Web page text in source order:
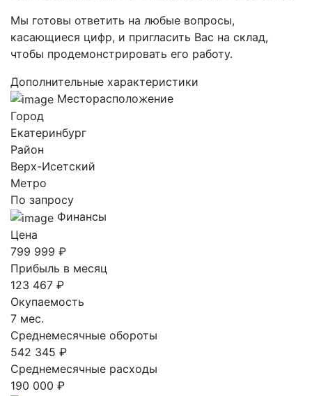
Мы готовы ответить на любые вопросы,
касающиеся цифр, и пригласить Вас на склад,
чтобы продемонстрировать его работу.
Дополнительные характеристики
Месторасположение
Город
Екатеринбург
Район
Верх-Исетский
Метро
По запросу
Финансы
Цена
799 999 ₽
Прибыль в месяц
123 467 ₽
Окупаемость
7 мес.
Среднемесячные обороты
542 345 ₽
Среднемесячные расходы
190 000 ₽